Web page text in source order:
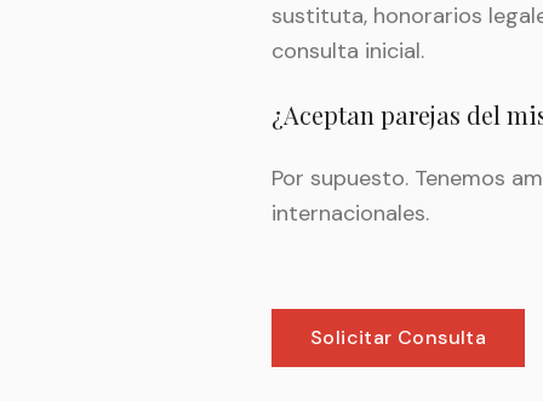
sustituta, honorarios
consulta inicial.
¿Aceptan parejas del
Por supuesto. Tenemos
internacionales.
Solicitar Consulta